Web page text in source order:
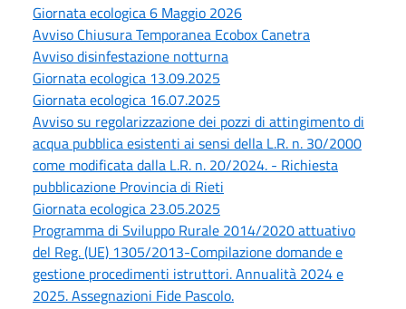
Giornata ecologica 6 Maggio 2026
Avviso Chiusura Temporanea Ecobox Canetra
Avviso disinfestazione notturna
Giornata ecologica 13.09.2025
Giornata ecologica 16.07.2025
Avviso su regolarizzazione dei pozzi di attingimento di
acqua pubblica esistenti ai sensi della L.R. n. 30/2000
come modificata dalla L.R. n. 20/2024. - Richiesta
pubblicazione Provincia di Rieti
Giornata ecologica 23.05.2025
Programma di Sviluppo Rurale 2014/2020 attuativo
del Reg. (UE) 1305/2013-Compilazione domande e
gestione procedimenti istruttori. Annualità 2024 e
2025. Assegnazioni Fide Pascolo.